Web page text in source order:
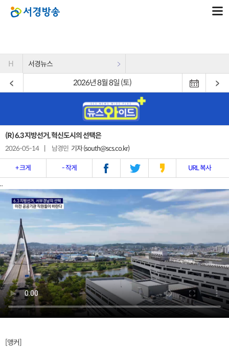
H 서경뉴스
2026년 8월 8일 (토)
(R) 6.3 지방선거, 혁신도시의 선택은
2026-05-14 남경민 기자 (south@scs.co.kr)
+ 크게 - 작게 URL 복사
..
[앵커]